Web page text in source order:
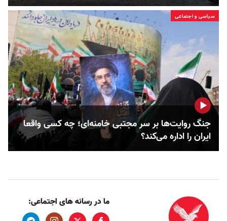
سیاسی و اجتماعی
جنگ روایت‌ها بر سر مجتبی خامنه‌ای؛ چه کسی واقعا
ایران را اداره می‌کند؟
ما در رسانه های اجتماعی: